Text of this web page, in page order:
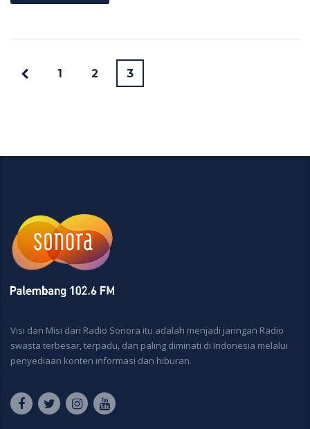
1 2 3
Visi dan Misi dari Radio Sonora itu adalah menjadi jaringan Radio
swasta terbesar, terpadu, dan paling diminati di Indonesia melalui
penyediaan konten informasi dan hiburan.